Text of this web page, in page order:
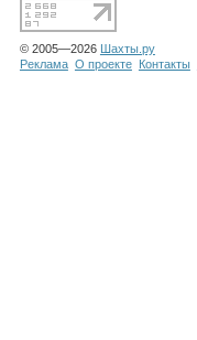
© 2005—2026 Шахты.ру
Реклама О проекте Контакты